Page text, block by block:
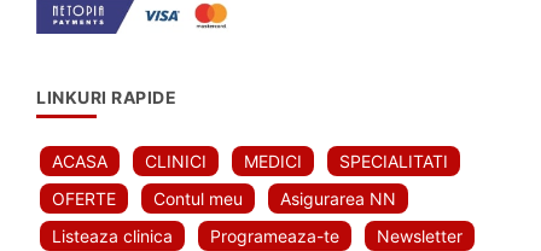
LINKURI RAPIDE
ACASA CLINICI MEDICI
SPECIALITATI
OFERTE
Contul meu
Asigurarea NN
Listeaza clinica
Programeaza-te Newsletter